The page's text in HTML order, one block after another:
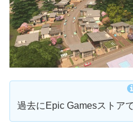
過去にEpic Gamesストア